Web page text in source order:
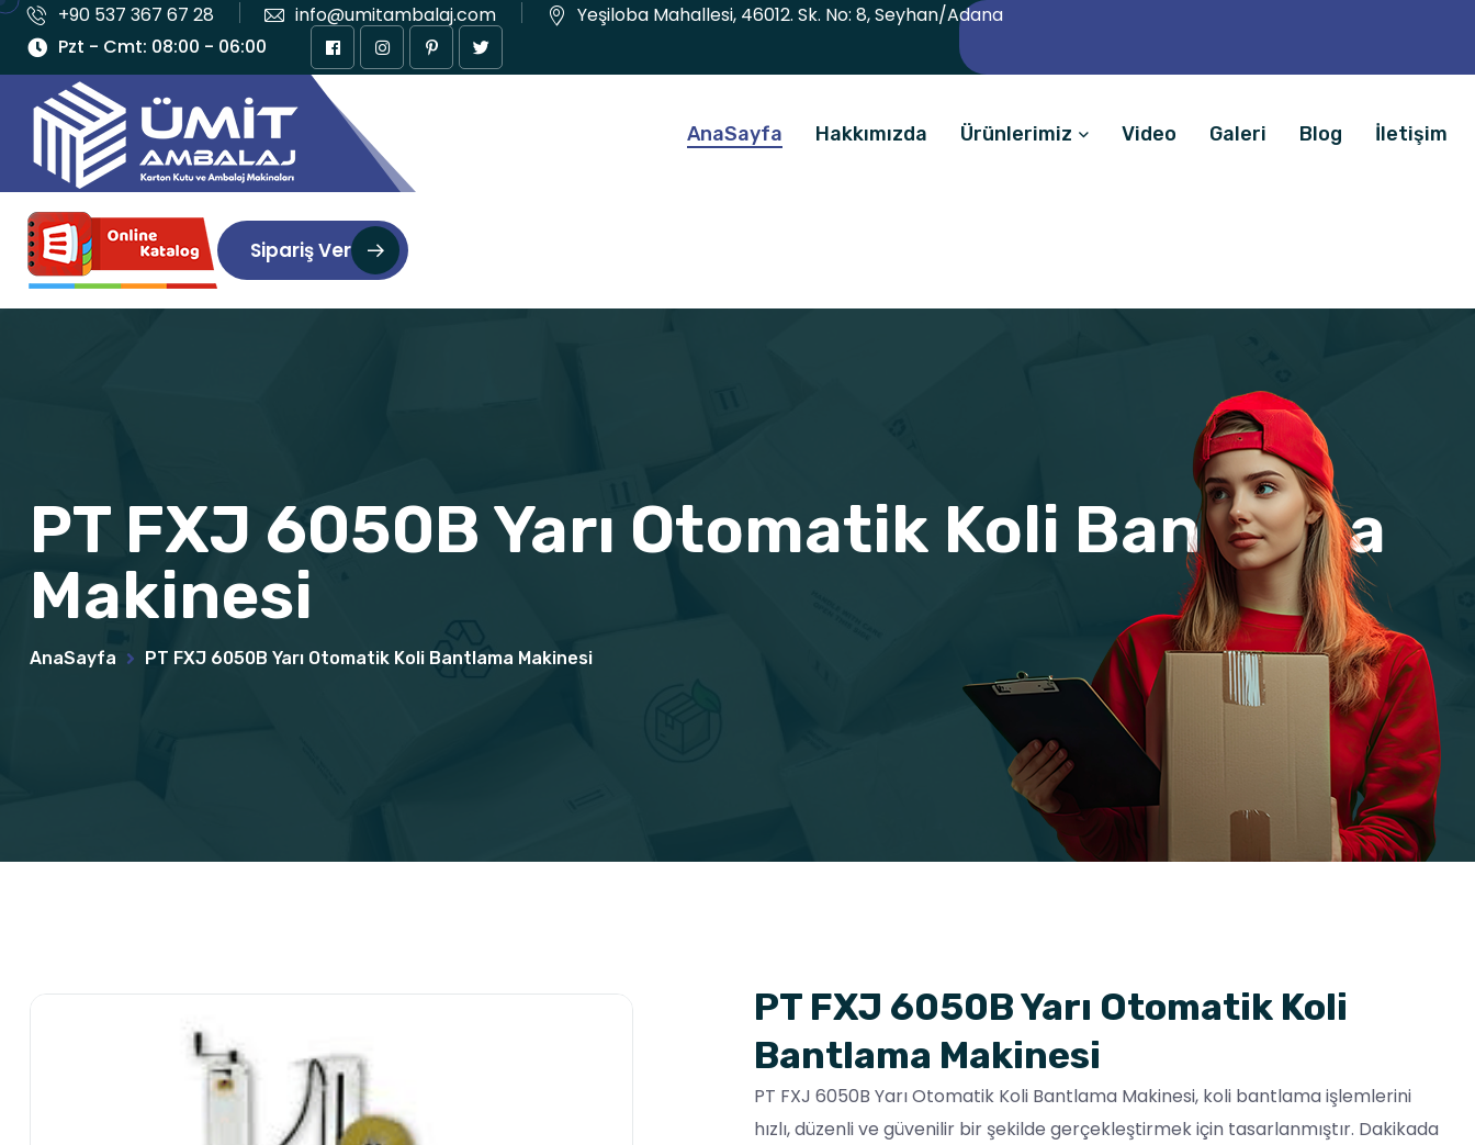
+90 537 367 67 28 info@umitambalaj.com
Yeşiloba Mahallesi, 46012. Sk. No: 8, Seyhan/Adana
Pzt - Cmt: 08:00 - 06:00
AnaSayfa Hakkımızda Ürünlerimiz Video Galeri Blog İletişim
Sipariş Ver
PT FXJ 6050B Yarı Otomatik Koli Bantlama
Makinesi
AnaSayfa PT FXJ 6050B Yarı Otomatik Koli Bantlama Makinesi
PT FXJ 6050B Yarı Otomatik Koli
Bantlama Makinesi
PT FXJ 6050B Yarı Otomatik Koli Bantlama Makinesi, koli bantlama işlemlerini
hızlı, düzenli ve güvenilir bir şekilde gerçekleştirmek için tasarlanmıştır. Dakikada